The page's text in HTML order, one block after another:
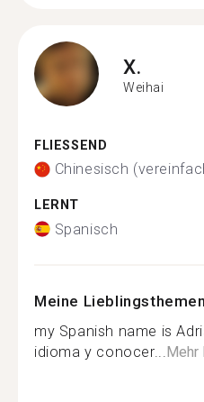
X.
Weihai
FLIESSEND
Chinesisch
LERNT
Spanisch
Meine Lieblingsthemen
my Spanish name is
idioma y conocer... Mehr